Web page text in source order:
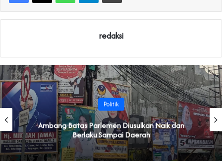
redaksi
Politik
Ambang Batas Parlemen Diusulkan Naik dan
Berlaku Sampai Daerah